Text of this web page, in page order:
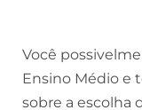
Você
Ensino Médio e
sobre a escolha